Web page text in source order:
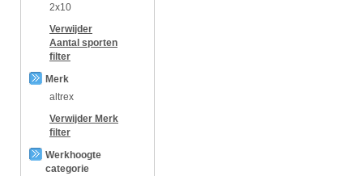
2x10
Verwijder
Aantal sporten
filter
Merk
altrex
Verwijder Merk
filter
Werkhoogte
categorie